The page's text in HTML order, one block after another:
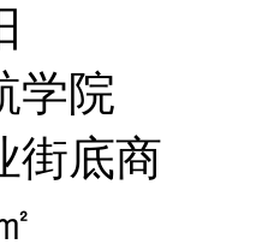
学院
街底商